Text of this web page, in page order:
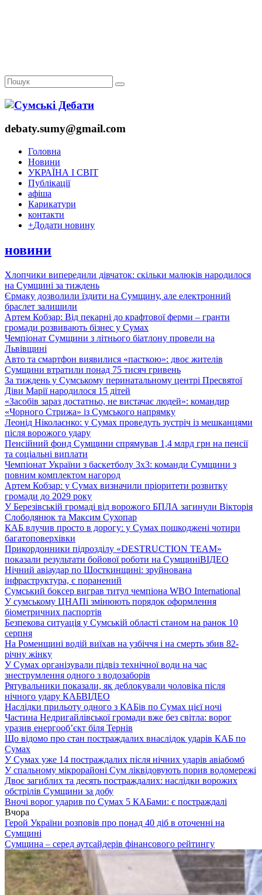
debaty.sumy@gmail.com
Головна
Новини
УКРАЇНА І СВІТ
Публікації
афіша
Карикатури
контакти
+Додати новину
новини
Хлопчики випередили дівчаток: скільки малюків народилося
на Сумщині за тиждень
Єрмаку дозволили їздити на Сумщину, але електронний
браслет залишили
Артем Кобзар: Від пекарні до крафтової ферми – гранти
громади розвивають бізнес у Сумах
Чемпіонат Сумщини з літнього біатлону провели на
Львівщині
Авто та смартфон виявилися «пасткою»: двоє жителів
Сумщини втратили понад 75 тисяч гривень
За тиждень у Сумському перинатальному центрі Пресвятої
Діви Марії народилося 15 дітей
«Засобів зараз достатньо, не вистачає людей»: командир
«Чорного Стрижа» із Сумського напрямку
Леонід Ніколаєнко: у Сумах проведуть зустріч із мешканцями
після ворожого удару
Пенсійний фонд Сумщини спрямував 1,4 млрд грн на пенсії
та соціальні виплати
Чемпіонат України з баскетболу 3х3: команди Сумщини з
повним комплектом нагород
Артем Кобзар: у Сумах визначили пріоритети розвитку
громади до 2029 року
У Березівській громаді від ворожого БПЛА загинули Вікторія
Слободянюк та Максим Сухопар
КАБ влучив просто в дорогу: у Сумах пошкоджені чотири
багатоповерхівки
Прикордонники підрозділу «DESTRUCTION TEAM»
показали результати бойової роботи на СумщиніВІДЕО
Нічний авіаудар по Шосткинщині: зруйнована
інфраструктура, є поранений
Сумський боксер виграв титул чемпіона WBO International
У сумському ЦНАПі змінюють порядок оформлення
біометричних паспортів
Безпекова ситуація у Сумській області станом на ранок 10
серпня
На Роменщині водій виїхав на узбіччя і на смерть збив 82-
річну жінку
У Сумах організували підвіз технічної води на час
знеструмлення одного з водозаборів
Рятувальники показали, як деблокували чоловіка після
нічного удару КАБВІДЕО
Наслідки прильоту одного з КАБів по Сумах цієї ночі
Частина Недригайлівської громади вже без світла: ворог
уразив енергооб’єкт біля Тернів
Що відомо про стан постраждалих внаслідок ударів КАБ по
Сумах
У Сумах уже 14 постраждалих після нічних ударів авіабомб
У спальному мікрорайоні Сум ліквідовують порив водомережі
Двоє загиблих та десять постраждалих: наслідки ворожих
обстрілів Сумщини за добу
Вночі ворог ударив по Сумах 5 КАБами: є постраждалі
Вчора
Герой України розповів про понад 40 діб в оточенні на
Сумщині
Сумщина – серед аутсайдерів фінансового рейтингу